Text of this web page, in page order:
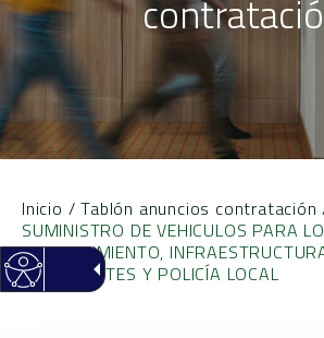
Inicio /Tablón anuncios contratación
SUMINISTRO DE VEHICULOS PARA
MANTENIMIENTO,
DE DEPORTES Y POLICÍA LOCAL